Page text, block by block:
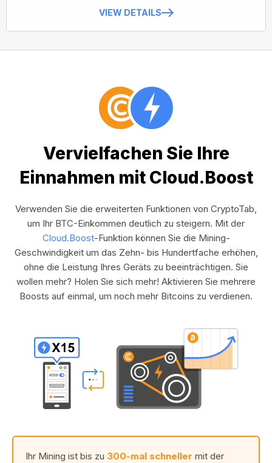
VIEW DETAILS
Vervielfachen Sie Ihre
Einnahmen mit Cloud.Boost
Verwenden Sie die erweiterten Funktionen von CryptoTab,
um Ihr BTC-Einkommen deutlich zu steigern. Mit der
Cloud.Boost-Funktion können Sie die Mining-
Geschwindigkeit um das Zehn- bis Hundertfache erhöhen,
ohne die Leistung Ihres Geräts zu beeinträchtigen. Sie
wollen mehr? Holen Sie sich mehr! Aktivieren Sie mehrere
Boosts auf einmal, um noch mehr Bitcoins zu verdienen.
Ihr Mining ist bis zu 300-mal schneller mit der